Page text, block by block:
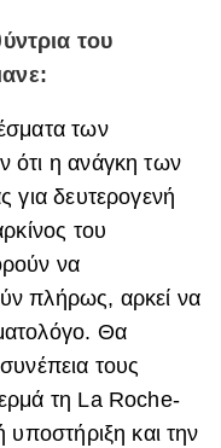
του
των
ότι η ανάγκη των
για δευτερογενή
του
να
πλήρως, αρκεί να
Θα
τους
τη La Roche-
υποστήριξη και την